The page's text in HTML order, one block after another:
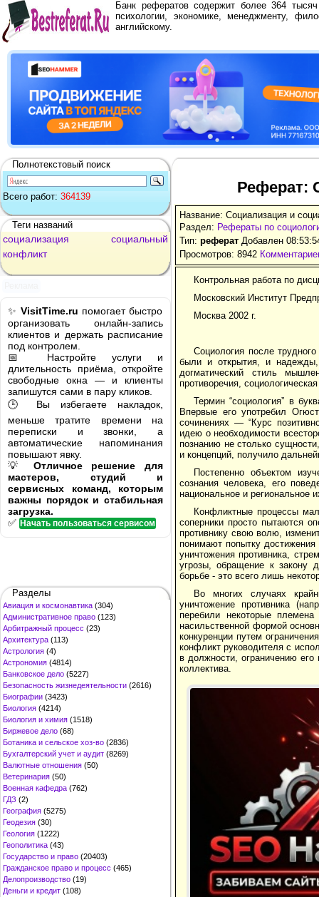
Банк рефератов содержит более 364
психологии, экономике, менеджменту,
английскому.
Полнотекстовый поиск
Всего работ: 364139
Теги названий
социализация
социальный
конфликт
✨ VisitTime.ru помогает быстро
организовать онлайн-запись
клиентов и держать расписание
под контролем.
📅 Настройте услуги и
длительность приёма, откройте
свободные окна — и клиенты
запишутся сами в пару кликов.
🕒 Вы избегаете накладок,
меньше тратите времени на
переписки и звонки, а
автоматические напоминания
повышают явку.
💡 Отличное решение для
мастеров, студий и
сервисных команд, которым
важны порядок и стабильная
загрузка.
✅ Начать пользоваться сервисом
Разделы
Авиация и космонавтика (304)
Административное право (123)
Арбитражный процесс (23)
Архитектура (113)
Астрология (4)
Астрономия (4814)
Банковское дело (5227)
Безопасность жизнедеятельности (2616)
Биографии (3423)
Биология (4214)
Биология и химия (1518)
Биржевое дело (68)
Ботаника и сельское хоз-во (2836)
Бухгалтерский учет и аудит (8269)
Валютные отношения (50)
Ветеринария (50)
Военная кафедра (762)
ГДЗ (2)
География (5275)
Геодезия (30)
Геология (1222)
Геополитика (43)
Государство и право (20403)
Гражданское право и процесс (465)
Делопроизводство (19)
Деньги и кредит (108)
Реферат:
Название: Социализация и
Раздел: Рефераты по
Тип: реферат Добавлен
Просмотров: 8942
Контрольная работа по
Московский Институт
Москва 2002 г.
Социология после
были и открытия, и
догматический стиль
противоречия,
Термин “социология” в
Впервые его употребил
сочинениях — “Курс
идею о необходимости
познанию не столько
и концепций, получило
Постепенно объектом
сознания человека, его
национальное и региональное
Конфликтные процессы
соперники просто пытаются
противнику свою волю,
понимают попытку
уничтожения противника,
угрозы, обращение к закону
борьбе - это всего лишь
Во многих случаях
уничтожение противника
перебили некоторые
насильственной формой
конкуренции путем
конфликт руководителя с
в должности, ограничению
коллектива.